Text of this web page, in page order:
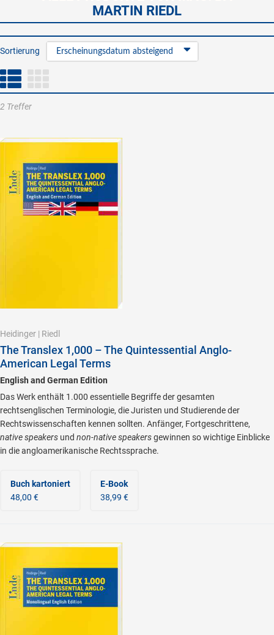
MARTIN RIEDL
Sortierung Erscheinungsdatum absteigend
2 Treffer
Heidinger | Riedl
The Translex 1,000 – The Quintessential Anglo-
American Legal Terms
English and German Edition
Das Werk enthält 1.000 essentielle Begriffe der gesamten
rechtsenglischen Terminologie, die Juristen und Studierende der
Rechtswissenschaften kennen sollten. Anfänger, Fortgeschrittene,
native speakers und non-native speakersgewinnen so wichtige Einblicke
in die angloamerikanische Rechtssprache.
Buch kartoniert
48,00 €
E-Book
38,99 €